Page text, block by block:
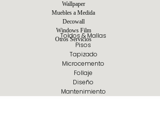
Wallpaper
Muebles a Medida
Decowall
Windows Film
Otros Servicios
Toldos & Mallas
Pisos
Tapizado
Microcemento
Follaje
Diseño
Mantenimiento